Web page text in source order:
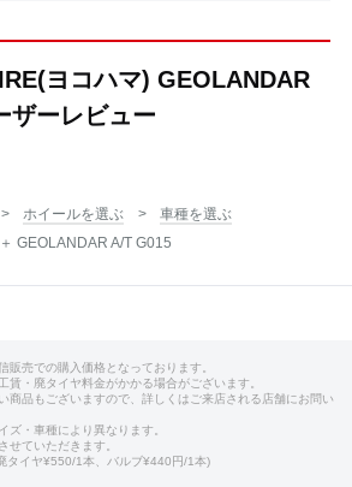
ヨコハマ) GEOLANDAR
ザーレビュー
ホイールを選ぶ
車種を選ぶ
GEOLANDAR A/T G015
販売での購入価格となっております。
賃・廃タイヤ料金がかかる場合がございます。
商品もございますので、詳しくはご来店される店舗にお問い
ズ・車種により異なります。
ていただきます。
イヤ¥550/1本、バルブ¥440円/1本)